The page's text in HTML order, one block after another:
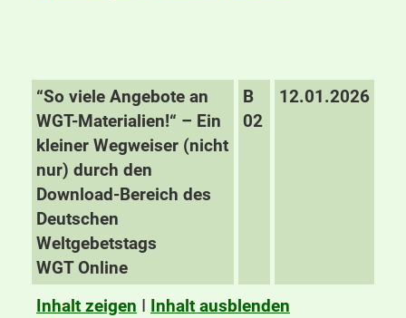
“So viele Angebote an
WGT-Materialien!“ – Ein
kleiner Wegweiser (nicht
nur) durch den
Download-Bereich des
Deutschen
Weltgebetstags
WGT Online
B
02
12.01.2026
Inhalt zeigen I Inhalt ausblenden